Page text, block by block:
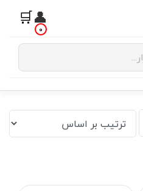
👤
🛒 0